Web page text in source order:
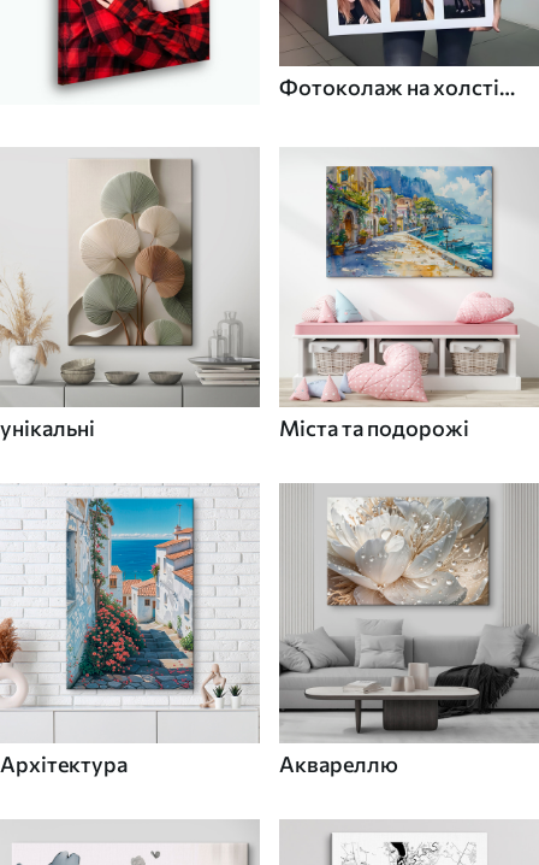
Фотоколаж на холсті
унікальні Міста та подорожі
Архітектура Аквареллю